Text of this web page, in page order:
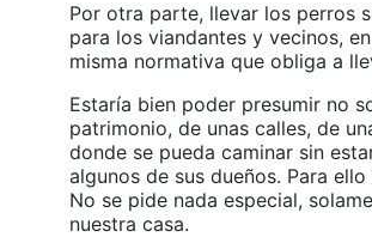
Por otra parte, llevar los perros
para los viandantes y vecinos,
misma normativa que obliga a
Estaría bien poder presumir no
patrimonio, de unas calles, de
donde se pueda caminar sin
algunos de sus dueños. Para
No se pide nada especial,
nuestra casa.